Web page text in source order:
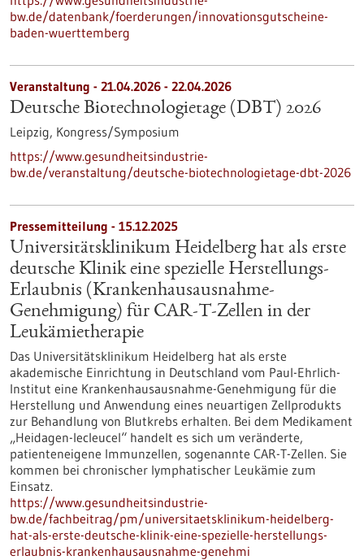
bw.de/datenbank/foerderungen/innovationsgutscheine-
baden-wuerttemberg
Veranstaltung - 21.04.2026 - 22.04.2026
Deutsche Biotechnologietage (DBT) 2026
Leipzig, Kongress/Symposium
https://www.gesundheitsindustrie-
bw.de/veranstaltung/deutsche-biotechnologietage-dbt-2026
Pressemitteilung - 15.12.2025
Universitätsklinikum Heidelberg hat als erste
deutsche Klinik eine spezielle Herstellungs-
Erlaubnis (Krankenhausausnahme-
Genehmigung) für CAR-T-Zellen in der
Leukämietherapie
Das Universitätsklinikum Heidelberg hat als erste
akademische Einrichtung in Deutschland vom Paul-Ehrlich-
Institut eine Krankenhausausnahme-Genehmigung für die
Herstellung und Anwendung eines neuartigen Zellprodukts
zur Behandlung von Blutkrebs erhalten. Bei dem Medikament
„Heidagen-lecleucel“ handelt es sich um veränderte,
patienteneigene Immunzellen, sogenannte CAR-T-Zellen. Sie
kommen bei chronischer lymphatischer Leukämie zum
Einsatz.
https://www.gesundheitsindustrie-
bw.de/fachbeitrag/pm/universitaetsklinikum-heidelberg-
hat-als-erste-deutsche-klinik-eine-spezielle-herstellungs-
erlaubnis-krankenhausausnahme-genehmi